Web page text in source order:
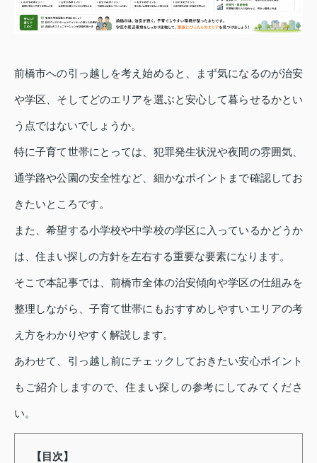
前橋市への引っ越しを考え始めると、まず気になるのが治安
や学区、そしてどのエリアを選ぶと安心して暮らせるかとい
う点ではないでしょうか。
特に子育て世帯にとっては、犯罪発生状況や夜間の雰囲気、
通学路や公園の安全性など、細かなポイントまで確認してお
きたいところです。
また、希望する小学校や中学校の学区に入っているかどうか
は、住まい探しの方針を左右する重要な要素になります。
そこで本記事では、前橋市全体の治安傾向や学区の仕組みを
整理しながら、子育て世帯にもおすすめしやすいエリアの考
え方をわかりやすく解説します。
あわせて、引っ越し前にチェックしておきたい安心ポイント
もご紹介しますので、住まい探しの参考にしてみてくださ
い。
【目次】